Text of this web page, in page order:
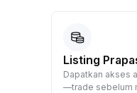
Listing
Dapatkan akses
—trade sebelum